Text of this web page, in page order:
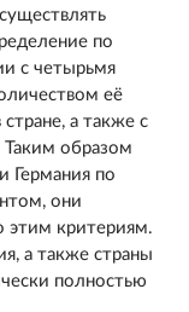
по
с четырьмя
её
а также с
Таким образом
Германия по
они
этим критериям.
а также страны
полностью